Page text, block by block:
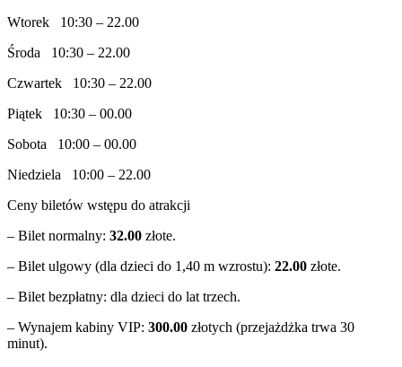
Wtorek 10:30 – 22.00
Środa 10:30 – 22.00
Czwartek 10:30 – 22.00
Piątek 10:30 – 00.00
Sobota 10:00 – 00.00
Niedziela 10:00 – 22.00
Ceny biletów wstępu do atrakcji
– Bilet normalny: 32.00 złote.
– Bilet ulgowy (dla dzieci do 1,40 m wzrostu): 22.00 złote.
– Bilet bezpłatny: dla dzieci do lat trzech.
– Wynajem kabiny VIP: 300.00 złotych (przejażdżka trwa 30
minut).